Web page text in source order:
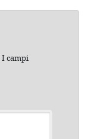
I campi